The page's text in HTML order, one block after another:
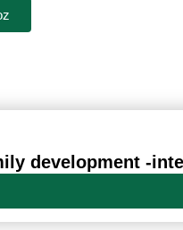
development -